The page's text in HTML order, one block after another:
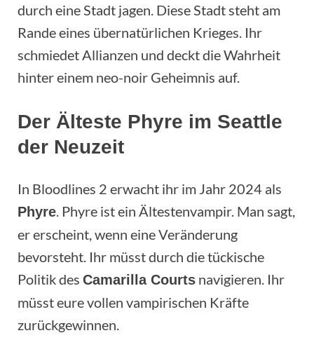
durch eine Stadt jagen. Diese Stadt steht am
Rande eines übernatürlichen Krieges. Ihr
schmiedet Allianzen und deckt die Wahrheit
hinter einem neo-noir Geheimnis auf.
Der Älteste Phyre im Seattle
der Neuzeit
In Bloodlines 2 erwacht ihr im Jahr 2024 als
Phyre. Phyre ist ein Ältestenvampir. Man sagt,
er erscheint, wenn eine Veränderung
bevorsteht. Ihr müsst durch die tückische
Politik des Camarilla Courts navigieren. Ihr
müsst eure vollen vampirischen Kräfte
zurückgewinnen.